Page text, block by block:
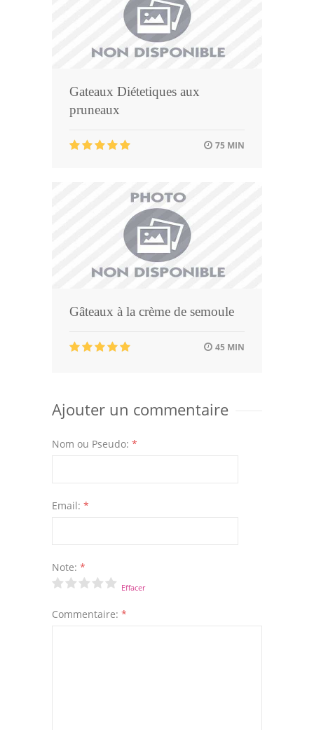
Gateaux Diétetiques aux
pruneaux
75 MIN
Gâteaux à la crème de semoule
45 MIN
Ajouter un commentaire
Nom ou Pseudo: *
Email: *
Note: *
Effacer
Commentaire: *